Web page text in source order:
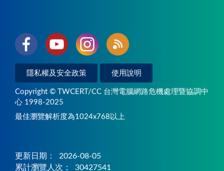
隱私權及安全政策 使用說明
Copyright © TWCERT/CC 台灣電腦網路危機處理暨協調中
心 1998-2025
最佳瀏覽解析度為1024x768以上
更新日期：
2026-08-05
累計瀏覽人次：
30427541